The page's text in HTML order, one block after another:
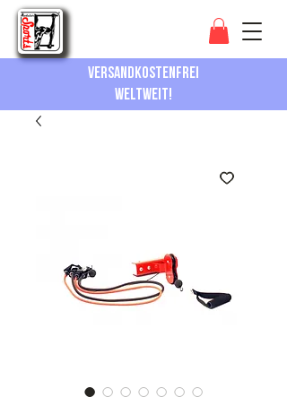
Versandkostenfrei
Weltweit!